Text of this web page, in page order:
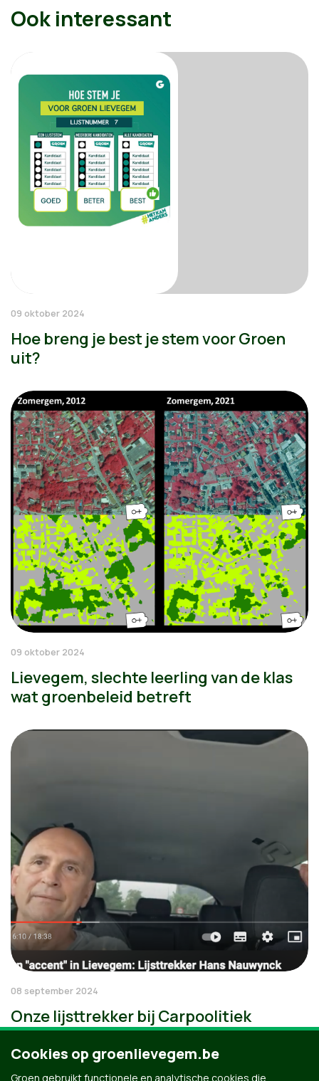
Ook interessant
09 oktober 2024
Hoe breng je best je stem voor Groen
uit?
09 oktober 2024
Lievegem, slechte leerling van de klas
wat groenbeleid betreft
08 september 2024
Onze lijsttrekker bij Carpoolitiek
Cookies op groenlievegem.be
Groen gebruikt functionele en analytische cookies die